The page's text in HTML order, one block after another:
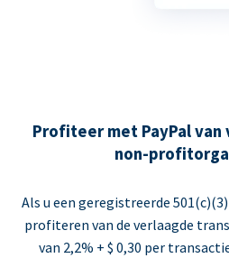
Profiteer met PayPal
non-
Als u een geregistreerde
profiteren van de verlaagde
van 2,2% + $ 0,30 per